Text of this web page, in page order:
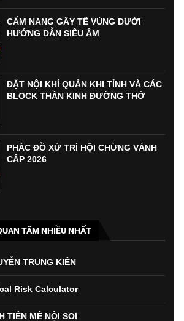
CẨM NANG GÂY TÊ VÙNG DƯỚI
HƯỚNG DẪN SIÊU ÂM
ĐẶT NỘI KHÍ QUẢN KHI TỈNH VÀ CÁC
BLOCK THẦN KINH ĐƯỜNG THỞ
PHÁC ĐỒ XỬ TRÍ HỘI CHỨNG VÀNH
CẤP 2026
TÂM NHIỀU NHẤT
TRUNG KIÊN
Risk Calculator
TIỀN MÊ NỘI SOI